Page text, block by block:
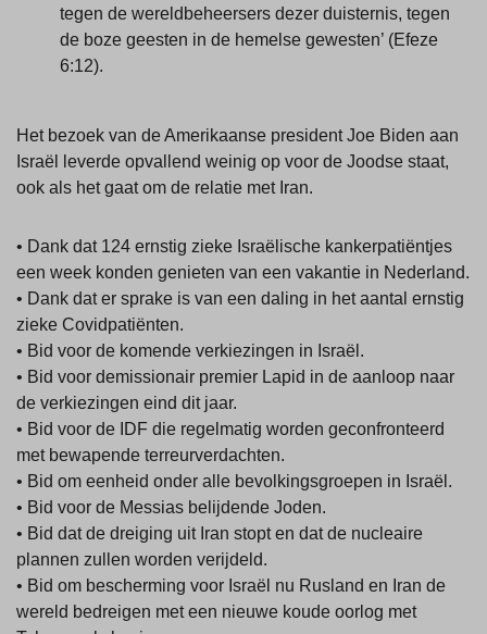
tegen de wereldbeheersers dezer duisternis, tegen
de boze geesten in de hemelse gewesten’ (Efeze
6:12).
Het bezoek van de Amerikaanse president Joe Biden aan
Israël leverde opvallend weinig op voor de Joodse staat,
ook als het gaat om de relatie met Iran.
• Dank dat 124 ernstig zieke Israëlische kankerpatiëntjes
een week konden genieten van een vakantie in Nederland.
• Dank dat er sprake is van een daling in het aantal ernstig
zieke Covidpatiënten.
• Bid voor de komende verkiezingen in Israël.
• Bid voor demissionair premier Lapid in de aanloop naar
de verkiezingen eind dit jaar.
• Bid voor de IDF die regelmatig worden geconfronteerd
met bewapende terreurverdachten.
• Bid om eenheid onder alle bevolkingsgroepen in Israël.
• Bid voor de Messias belijdende Joden.
• Bid dat de dreiging uit Iran stopt en dat de nucleaire
plannen zullen worden verijdeld.
• Bid om bescherming voor Israël nu Rusland en Iran de
wereld bedreigen met een nieuwe koude oorlog met